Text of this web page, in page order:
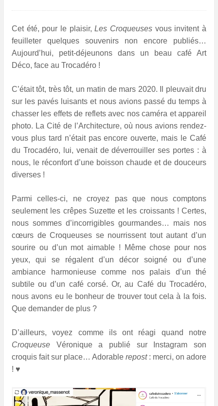
Cet été, pour le plaisir,Les Croqueuses vous invitent à
feuilleter quelques souvenirs non encore publiés…
Aujourd’hui, petit-déjeunons dans un beau café Art
Déco, face au Trocadéro !
C’était tôt, très tôt, un matin de mars 2020. Il pleuvait dru
sur les pavés luisants et nous avions passé du temps à
chasser les effets de reflets avec nos caméra et appareil
photo. La Cité de l’Architecture, où nous avions rendez-
vous plus tard n’était pas encore ouverte, mais le Café
du Trocadéro, lui, venait de déverrouiller ses portes : à
nous, le réconfort d’une boisson chaude et de douceurs
diverses !
Parmi celles-ci, ne croyez pas que nous comptons
seulement les crêpes Suzette et les croissants ! Certes,
nous sommes d’incorrigibles gourmandes… mais nos
cœurs de Croqueuses se nourrissent tout autant d’un
sourire ou d’un mot aimable ! Même chose pour nos
yeux, qui se régalent d’un décor soigné ou d’une
ambiance harmonieuse comme nos palais d’un thé
subtile ou d’un café corsé. Or, au Café du Trocadéro,
nous avons eu le bonheur de trouver tout cela à la fois.
Que demander de plus ?
D’ailleurs, voyez comme ils ont réagi quand notre
Croqueuse Véronique a publié sur Instagram son
croquis fait sur place… Adorable repost : merci, on adore
! ♥